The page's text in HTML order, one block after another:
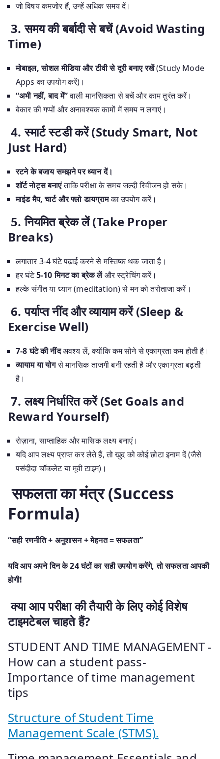
जो विषय कमजोर हैं, उन्हें अधिक समय दें।
3. समय की बर्बादी से बचें (Avoid Wasting
Time)
मोबाइल, सोशल मीडिया और टीवी से दूरी बनाए रखें(Study Mode
Apps का उपयोग करें)।
“अभी नहीं, बाद में”वाली मानसिकता से बचें और काम तुरंत करें।
बेकार की गप्पों और अनावश्यक कामों में समय न लगाएं।
4. स्मार्ट स्टडी करें (Study Smart, Not
Just Hard)
रटने के बजाय समझने पर ध्यान दें।
शॉर्ट नोट्स बनाएंताकि परीक्षा के समय जल्दी रिवीजन हो सके।
माइंड मैप, चार्ट और फ्लो डायग्रामका उपयोग करें।
5. नियमित ब्रेक लें (Take Proper
Breaks)
लगातार 3-4 घंटे पढ़ाई करने से मस्तिष्क थक जाता है।
हर घंटे5-10 मिनट का ब्रेक लेंऔर स्ट्रेचिंग करें।
हल्के संगीत या ध्यान (meditation) से मन को तरोताजा करें।
6. पर्याप्त नींद और व्यायाम करें (Sleep &
Exercise Well)
7-8 घंटे की नींदअवश्य लें, क्योंकि कम सोने से एकाग्रता कम होती है।
व्यायाम या योगसे मानसिक ताजगी बनी रहती है और एकाग्रता बढ़ती
है।
7. लक्ष्य निर्धारित करें (Set Goals and
Reward Yourself)
रोज़ाना, साप्ताहिक और मासिक लक्ष्य बनाएं।
यदि आप लक्ष्य प्राप्त कर लेते हैं, तो खुद को कोई छोटा इनाम दें (जैसे
पसंदीदा चॉकलेट या मूवी टाइम)।
सफलता का मंत्र (Success
Formula)
“सही रणनीति + अनुशासन + मेहनत = सफलता”
यदि आप अपने दिन के 24 घंटों का सही उपयोग करेंगे, तो सफलता आपकी
होगी!
क्या आप परीक्षा की तैयारी के लिए कोई विशेष
टाइमटेबल चाहते हैं?
STUDENT AND TIME MANAGEMENT -
How can a student pass-
Importance of time management
tips
Structure of Student Time
Management Scale (STMS).